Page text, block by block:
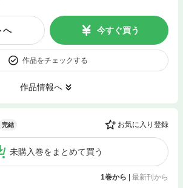
へ 今すぐ買う
作品をチェックする
作品情報へ
完結 お気に入り登録
未購入巻をまとめて買う
1巻から | 最新刊から